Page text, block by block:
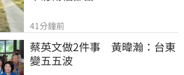
41分鐘前
蔡英文做2件事　黃暐瀚：台東
變五五波